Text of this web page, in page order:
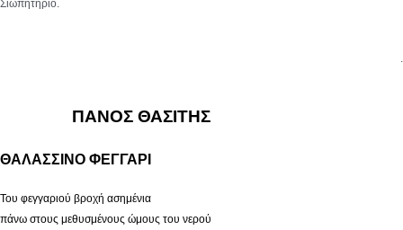
Σιωπητήριο.
.
ΠΑΝΟΣ ΘΑΣΙΤΗΣ
ΘΑΛΑΣΣΙΝΟ ΦΕΓΓΑΡΙ
Του φεγγαριού βροχή ασημένια
πάνω στους μεθυσμένους ώμους του νερού